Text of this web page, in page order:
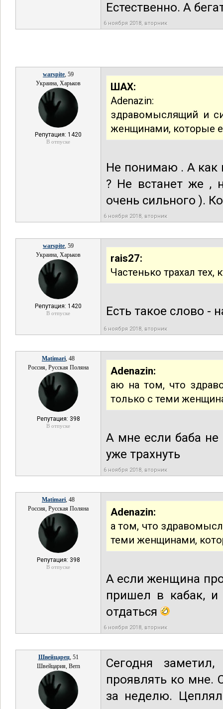
Естественно. А
6 ноября 2018, вторник
warspite, 59
Украина, Харьков
Репутация: 1420
В отпуске
ШАХ:
Adenazin:
здравомыслящий и
женщинами, которые
Не понимаю . А как
? Не встанет же ,
очень сильного ).
6 ноября 2018, вторник
warspite, 59
Украина, Харьков
Репутация: 1420
В отпуске
rais27:
Частенько трахал тех,
Есть такое слово -
6 ноября 2018, вторник
Matimari, 48
Россия, Русская Поляна
Репутация: 398
В отпуске
Adenazin:
аю на том, что
только с теми
А мне если баба не
уже трахнуть
6 ноября 2018, вторник
Matimari, 48
Россия, Русская Поляна
Репутация: 398
В отпуске
Adenazin:
а том, что
теми женщинами,
А если женщина
пришел в кабак,
отдаться
6 ноября 2018, вторник
Швейцарец, 51
Швейцария, Bern
Сегодня
проявлять ко мне.
за неделю.